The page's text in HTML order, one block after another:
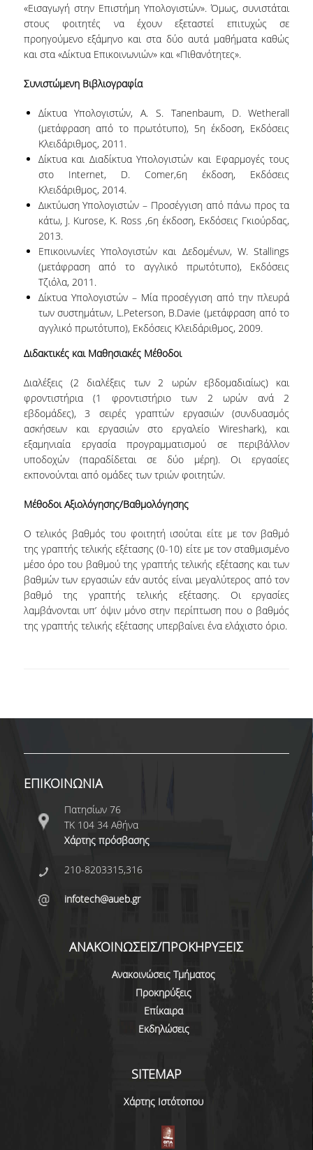
ΔΙΔΑΚΤΟΡΙΚΟ ΠΡΟΓΡΑΜΜΑ
ΣΕΜΙΝΑΡΙΑ & ΕΚΔΗΛΩΣΕΙΣ
ΔΙΑΣΦΑΛΙΣΗ ΠΟΙΟΤΗΤΑΣ
ΠΟΛΙΤΙΚΗ ΠΟΙΟΤΗΤΑΣ
ΣΤΡΑΤΗΓΙΚΗ ΠΠΣ
ΔΕΔΟΜΕΝΑ ΠΟΙΟΤΗΤΑΣ
ΠΙΣΤΟΠΟΙΗΣΗ
ΑΞΙΟΛΟΓΗΣΗ
ΑΠΟ ΠΡΟΠΤΥΧΙΑΚΟΥΣ ΦΟΙΤΗΤΕΣ
ΜΟ.ΔΙ.Π
ΕΡΕΥΝΑ
ΕΡΕΥΝΗΤΙΚΑ ΕΡΓΑΣΤΗΡΙΑ
ΜΕΤΑΔΙΔΑΚΤΟΡΙΚΗ ΕΡΕΥΝΑ
ΣΤΑΔΙΟΔΡΟΜΙΑ
ΑΠΟΦΟΙΤΩΝΤΑΣ ΑΠΟ ΤΟ ΤΜΗΜΑ
ΠΡΟΚΗΡΥΞΕΙΣ ΑΠΟΚΤΗΣΗΣ
ΑΚΑΔΗΜΑΪΚΗΣ ΕΜΠΕΙΡΙΑΣ
ΕΠΙΚΟΙΝΩΝΙΑ
«Εισαγωγή στην Επιστήμη Υπολογιστών». Όμως, συνιστάται
στους φοιτητές να έχουν εξεταστεί επιτυχώς σε
προηγούμενο εξάμηνο και στα δύο αυτά μαθήματα καθώς
και στα «Δίκτυα Επικοινωνιών» και «Πιθανότητες».
Συνιστώμενη Βιβλιογραφία
Δίκτυα Υπολογιστών, A. S. Tanenbaum, D. Wetherall
(μετάφραση από το πρωτότυπο), 5η έκδοση, Εκδόσεις
Κλειδάριθμος, 2011.
Δίκτυα και Διαδίκτυα Υπολογιστών και Εφαρμογές τους
στο Internet, D. Comer,6η έκδοση, Εκδόσεις
Κλειδάριθμος, 2014.
Δικτύωση Υπολογιστών – Προσέγγιση από πάνω προς τα
κάτω, J. Kurose, K. Ross ,6η έκδοση, Εκδόσεις Γκιούρδας,
2013.
Επικοινωνίες Υπολογιστών και Δεδομένων, W. Stallings
(μετάφραση από το αγγλικό πρωτότυπο), Εκδόσεις
Τζιόλα, 2011.
Δίκτυα Υπολογιστών – Μία προσέγγιση από την πλευρά
των συστημάτων, L.Peterson, B.Davie (μετάφραση από το
αγγλικό πρωτότυπο), Εκδόσεις Κλειδάριθμος, 2009.
Διδακτικές και Μαθησιακές Μέθοδοι
Διαλέξεις (2 διαλέξεις των 2 ωρών εβδομαδιαίως) και
φροντιστήρια (1 φροντιστήριο των 2 ωρών ανά 2
εβδομάδες), 3 σειρές γραπτών εργασιών (συνδυασμός
ασκήσεων και εργασιών στο εργαλείο Wireshark), και
εξαμηνιαία εργασία προγραμματισμού σε περιβάλλον
υποδοχών (παραδίδεται σε δύο μέρη). Οι εργασίες
εκπονούνται από ομάδες των τριών φοιτητών.
Μέθοδοι Αξιολόγησης/Βαθμολόγησης
Ο τελικός βαθμός του φοιτητή ισούται είτε με τον βαθμό
της γραπτής τελικής εξέτασης (0-10) είτε με τον σταθμισμένο
μέσο όρο του βαθμού της γραπτής τελικής εξέτασης και των
βαθμών των εργασιών εάν αυτός είναι μεγαλύτερος από τον
βαθμό της γραπτής τελικής εξέτασης. Oι εργασίες
λαμβάνονται υπ’ όψιν μόνο στην περίπτωση που ο βαθμός
της γραπτής τελικής εξέτασης υπερβαίνει ένα ελάχιστο όριο.
ΕΠΙΚΟΙΝΩΝΙΑ
Πατησίων 76
ΤΚ 104 34 Αθήνα
Χάρτης πρόσβασης
210-8203315,316
infotech@aueb.gr
ΑΝΑΚΟΙΝΩΣΕΙΣ/ΠΡΟΚΗΡΥΞΕΙΣ
Ανακοινώσεις Τμήματος
Προκηρύξεις
Επίκαιρα
Εκδηλώσεις
SITEMAP
Χάρτης Ιστότοπου